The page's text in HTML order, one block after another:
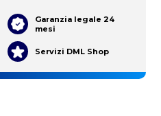
Garanzia legale 24
mesi
Servizi DML Shop